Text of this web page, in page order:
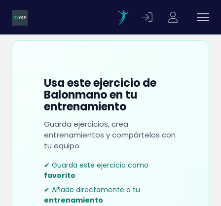
Usa este ejercicio de
Balonmano en tu
entrenamiento
Guarda ejercicios, crea
entrenamientos y compártelos con
tu equipo
✔ Guarda este ejercicio como
favorito
✔ Añade directamente a tu
entrenamiento